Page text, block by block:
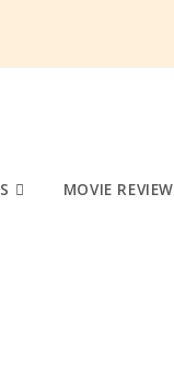
MOVIE REVIEW